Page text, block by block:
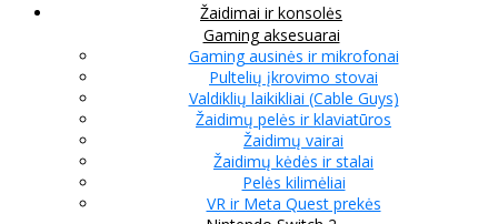
Žaidimai ir konsolės
Gaming aksesuarai
Gaming ausinės ir mikrofonai
Pultelių įkrovimo stovai
Valdiklių laikikliai (Cable Guys)
Žaidimų pelės ir klaviatūros
Žaidimų vairai
Žaidimų kėdės ir stalai
Pelės kilimėliai
VR ir Meta Quest prekės